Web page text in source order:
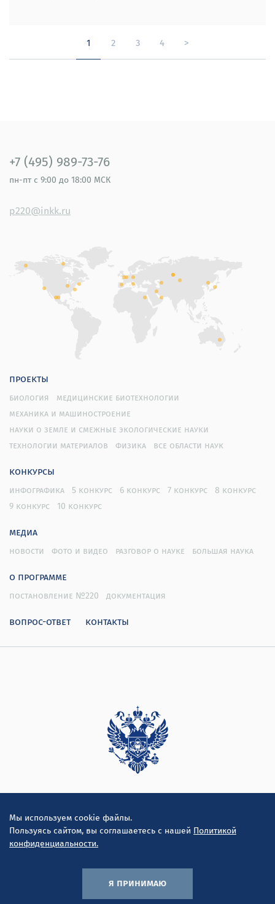
Мы используем cookie файлы.
Пользуясь сайтом, вы соглашаетесь с нашей Политикой
конфиденциальности.
я принимаю
1 2 3 4 >
+7 (495) 989-73-76
пн-пт с 9:00 до 18:00 МСК
p220@inkk.ru
проекты
биология
медицинские биотехнологии
механика и машиностроение
науки о земле и смежные экологические науки
технологии материалов
физика все области наук
конкурсы
инфографика 5 конкурс 6 конкурс 7 конкурс
8 конкурс
9 конкурс
10 конкурс
медиа
новости фото и видео разговор о науке большая наука
о программе
постановление №220 документация
вопрос-ответ контакты